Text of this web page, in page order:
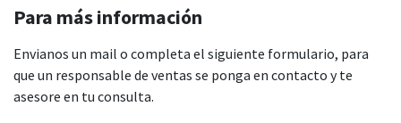
Para más información
Envianos un mail o completa el siguiente formulario, para
que un responsable de ventas se ponga en contacto y te
asesore en tu consulta.